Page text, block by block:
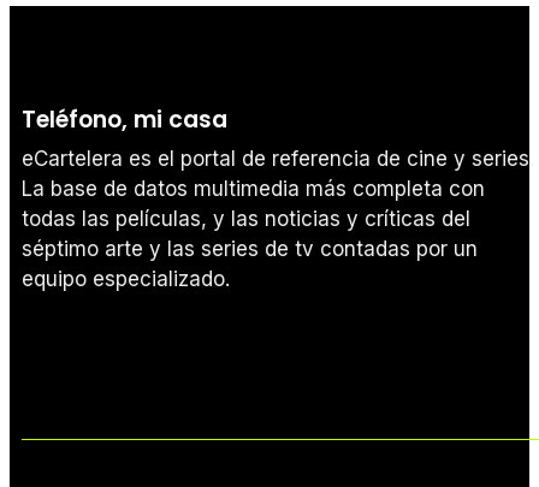
Teléfono, mi casa
eCartelera es el portal de referencia de cine y series.
La base de datos multimedia más completa con
todas las películas, y las noticias y críticas del
séptimo arte y las series de tv contadas por un
equipo especializado.